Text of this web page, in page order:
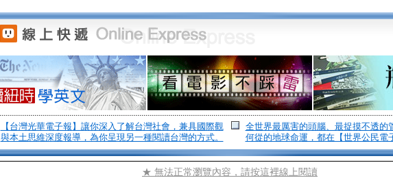
【台灣光華電子報】讓你深入了解台灣社會，兼具國際觀
與本土思維深度報導，為你呈現另一種閱讀台灣的方式。
全世界最厲害的頭腦、最捉摸不透的
何從的地球命運，都在【世界公民電
★ 無法正常瀏覽內容，請按這裡線上閱讀